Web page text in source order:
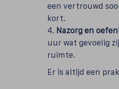
een vertrouwd
kort.
4. Nazorg en
uur wat gevoelig
ruimte.
Er is altijd een